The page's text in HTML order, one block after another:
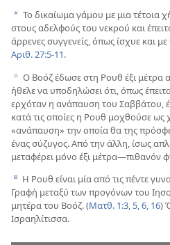
b Το δικαίωμα γάμου με μια
στους αδελφούς του νεκρού και
άρρενες συγγενείς, όπως ίσχυε και
Αριθ. 27:5-11.
c Ο Βοόζ έδωσε στη Ρουθ έξι μέτρα
ήθελε να υποδηλώσει ότι, όπως
ερχόταν η ανάπαυση του Σαββάτου,
κατά τις οποίες η Ρουθ μοχθούσε
«ανάπαυση» την οποία θα της
ένας σύζυγος. Από την άλλη, ίσως
μεταφέρει μόνο έξι μέτρα​—πιθανόν
d Η Ρουθ είναι μία από τις πέντε
Γραφή μεταξύ των προγόνων του
μητέρα του Βοόζ. (Ματθ. 1:3, 5, 6, 16)
Ισραηλίτισσα.